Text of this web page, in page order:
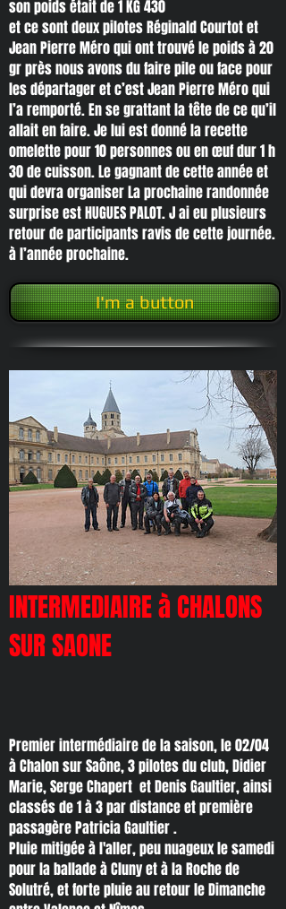
son poids était de 1 KG 430
et ce sont deux pilotes Réginald Courtot et
Jean Pierre Méro qui ont trouvé le poids à 20
gr près nous avons du faire pile ou face pour
les départager et c’est Jean Pierre Méro qui
l’a remporté. En se grattant la tête de ce qu’il
allait en faire. Je lui est donné la recette
omelette pour 10 personnes ou en œuf dur 1 h
30 de cuisson. Le gagnant de cette année et
qui devra organiser La prochaine randonnée
surprise est HUGUES PALOT. J ai eu plusieurs
retour de participants ravis de cette journée.
à l’année prochaine.
I'm a button
INTERMEDIAIRE à CHALONS
SUR SAONE
Premier intermédiaire de la saison, le 02/04
à Chalon sur Saône, 3 pilotes du club, Didier
Marie, Serge Chapert et Denis Gaultier, ainsi
classés de 1 à 3 par distance et première
passagère Patricia Gaultier .
Pluie mitigée à l'aller, peu nuageux le samedi
pour la ballade à Cluny et à la Roche de
Solutré, et forte pluie au retour le Dimanche